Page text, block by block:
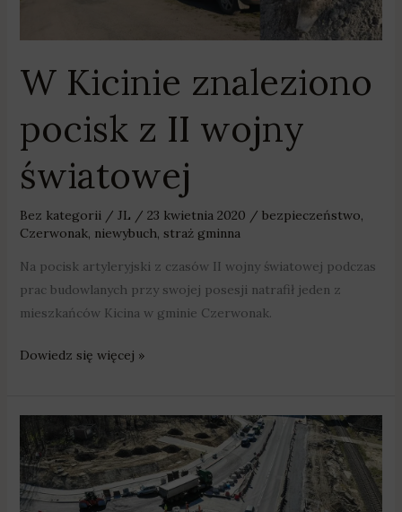
W Kicinie znaleziono
pocisk z II wojny
światowej
Bez kategorii/ JL / 23 kwietnia 2020 / bezpieczeństwo,
Czerwonak, niewybuch, straż gminna
Na pocisk artyleryjski z czasów II wojny światowej podczas
prac budowlanych przy swojej posesji natrafił jeden z
mieszkańców Kicina w gminie Czerwonak.
światowej
Dowiedz się więcej »
Koziegłowach
budują
rondo